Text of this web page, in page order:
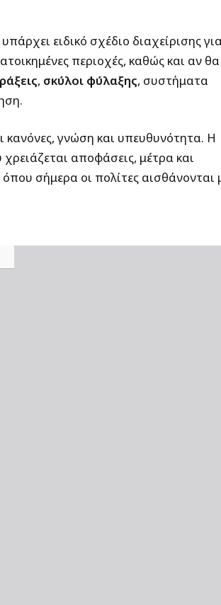
ειδικό σχέδιο διαχείρισης για
περιοχές, καθώς και αν θα
, σκύλοι φύλαξης, συστήματα
κανόνες, γνώση και υπευθυνότητα. Η
αποφάσεις, μέτρα και
σήμερα οι πολίτες αισθάνονται